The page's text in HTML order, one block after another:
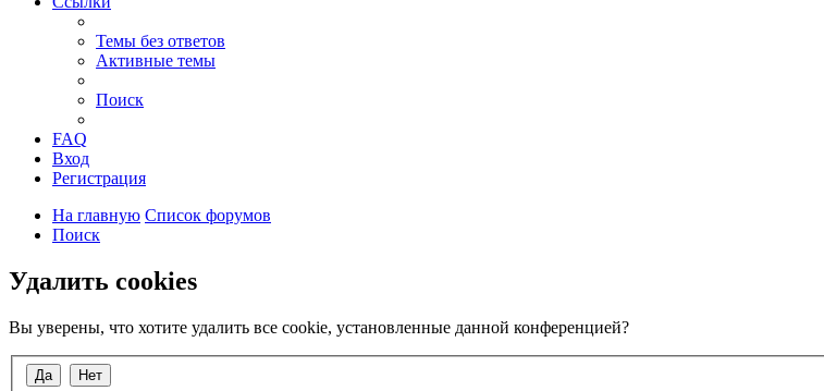
Темы без ответов
Активные темы
Поиск
FAQ
Вход
Регистрация
На главную Список форумов
Поиск
Удалить cookies
Вы уверены, что хотите удалить все cookie, установленные данной конференцией?